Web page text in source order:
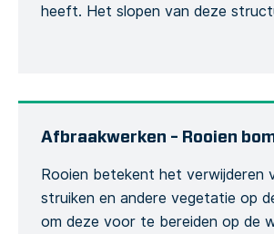
heeft. Het slopen van deze
sjabloon kan gebruikt worden om
gedetailleerd sloopformulier te
Afbraakwerken – Rooien
Rooien betekent het verwijderen
struiken en andere vegetatie op
om deze voor te bereiden op de